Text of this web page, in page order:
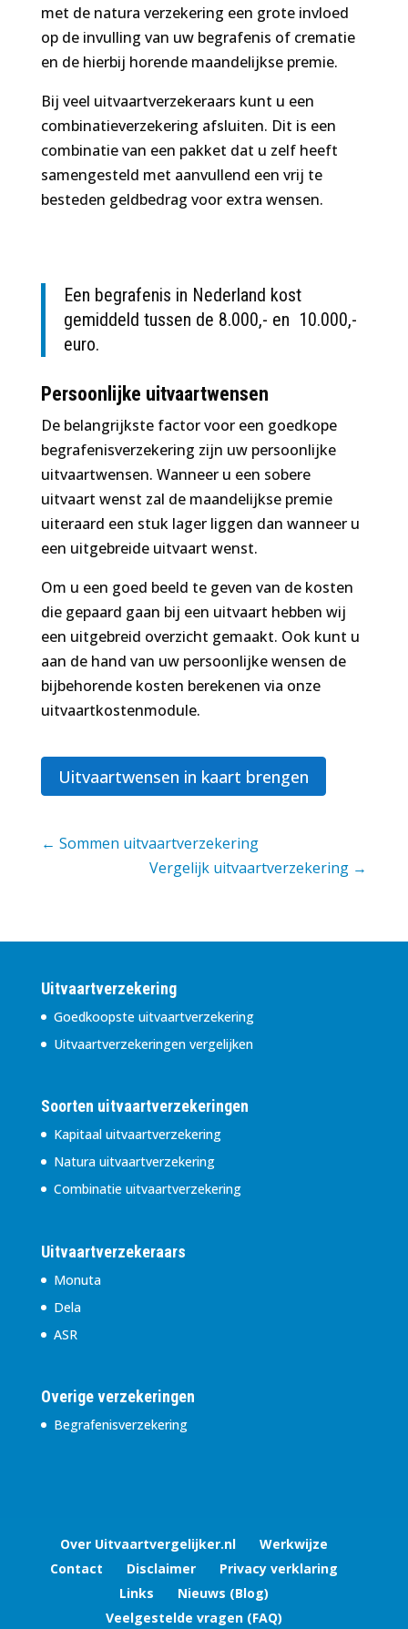
met de natura verzekering een grote invloed
op de invulling van uw begrafenis of crematie
en de hierbij horende maandelijkse premie.
Bij veel uitvaartverzekeraars kunt u een
combinatieverzekering afsluiten. Dit is een
combinatie van een pakket dat u zelf heeft
samengesteld met aanvullend een vrij te
besteden geldbedrag voor extra wensen.
Een begrafenis in Nederland kost
gemiddeld tussen de 8.000,- en 10.000,-
euro.
Persoonlijke uitvaartwensen
De belangrijkste factor voor een goedkope
begrafenisverzekering zijn uw persoonlijke
uitvaartwensen. Wanneer u een sobere
uitvaart wenst zal de maandelijkse premie
uiteraard een stuk lager liggen dan wanneer u
een uitgebreide uitvaart wenst.
Om u een goed beeld te geven van de kosten
die gepaard gaan bij een uitvaart hebben wij
een uitgebreid overzicht gemaakt. Ook kunt u
aan de hand van uw persoonlijke wensen de
bijbehorende kosten berekenen via onze
uitvaartkostenmodule.
Uitvaartwensen in kaart brengen
← Sommen uitvaartverzekering
Vergelijk uitvaartverzekering →
Uitvaartverzekering
Goedkoopste uitvaartverzekering
Uitvaartverzekeringen vergelijken
Soorten uitvaartverzekeringen
Kapitaal uitvaartverzekering
Natura uitvaartverzekering
Combinatie uitvaartverzekering
Uitvaartverzekeraars
Monuta
Dela
ASR
Overige verzekeringen
Begrafenisverzekering
Over Uitvaartvergelijker.nl
Werkwijze
Contact
Disclaimer
Privacy verklaring
Links
Nieuws (Blog)
Veelgestelde vragen (FAQ)